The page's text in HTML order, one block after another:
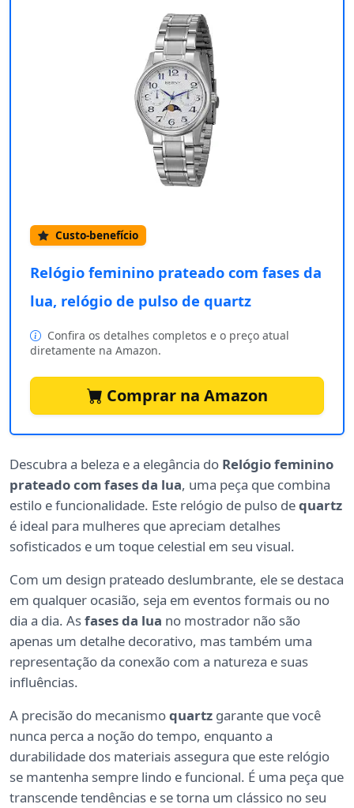
Custo-benefício
Relógio feminino prateado com fases da
lua, relógio de pulso de quartz
Confira os detalhes completos e o preço atual
diretamente na Amazon.
Comprar na Amazon
Descubra a beleza e a elegância do Relógio feminino
prateado com fases da lua, uma peça que combina
estilo e funcionalidade. Este relógio de pulso dequartz
é ideal para mulheres que apreciam detalhes
sofisticados e um toque celestial em seu visual.
Com um design prateado deslumbrante, ele se destaca
em qualquer ocasião, seja em eventos formais ou no
dia a dia. Asfases da lua no mostrador não são
apenas um detalhe decorativo, mas também uma
representação da conexão com a natureza e suas
influências.
A precisão do mecanismoquartz garante que você
nunca perca a noção do tempo, enquanto a
durabilidade dos materiais assegura que este relógio
se mantenha sempre lindo e funcional. É uma peça que
transcende tendências e se torna um clássico no seu